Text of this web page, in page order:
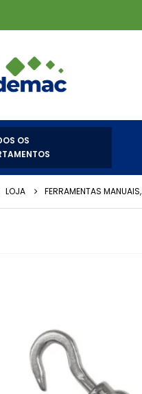
OS
LOJA FERRAMENTAS MANUAIS,